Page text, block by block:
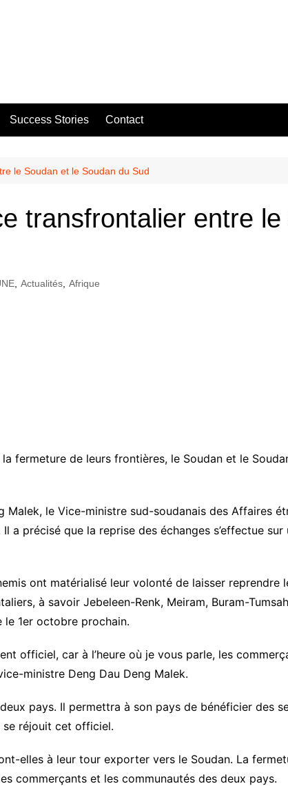
Success Stories Contact
le Soudan et le Soudan du Sud
transfrontalier entre
Actualités Afrique
fermeture de leurs frontières, le Soudan et le
Malek, le Vice-ministre sud-soudanais des Affaires
a précisé que la reprise des échanges s’effectue
ont matérialisé leur volonté de laisser
à savoir Jebeleen-Renk, Meiram, Buram-
1er octobre prochain.
officiel, car à l’heure où je vous parle, les
ministre Deng Dau Deng Malek.
deux pays. Il permettra à son pays de bénéficier des
se réjouit cet officiel.
elles à leur tour exporter vers le Soudan. La
commerçants et les communautés des deux pays.